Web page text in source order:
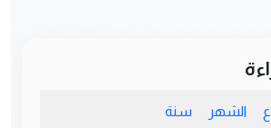
الشهر سنة